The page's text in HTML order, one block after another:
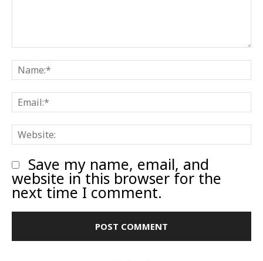
Comment:
Save my name, email, and
website in this browser for the
next time I comment.